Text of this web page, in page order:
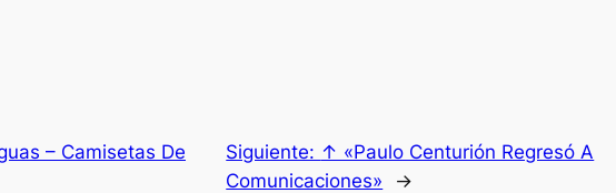
– Camisetas De
Siguiente: ↑ «Paulo Centurión Regresó A
Comunicaciones»
→